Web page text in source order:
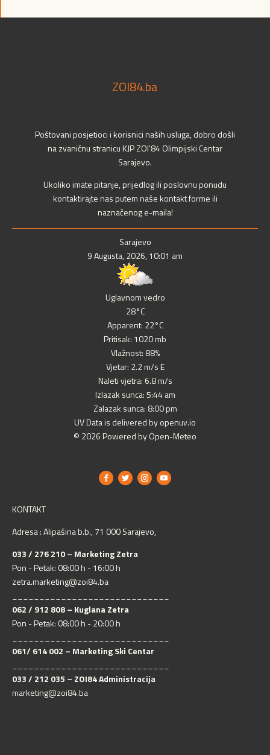
ZOI84.ba
Poštovani posjetioci i korisnici naših usluga, dobro došli
na zvaničnu stranicu KJP ZOI'84 Olimpijski Centar
Sarajevo.
Ukoliko imate pitanje, prijedlog ili poslovnu ponudu
kontaktirajte nas putem naše kontakt forme ili
naznačenog e-maila!
Sarajevo
9 Augusta, 2026, 10:01 am
Uglavnom vedro
28°C
Apparent: 22°C
Pritisak: 1020 mb
Vlažnost: 88%
Vjetar: 2.2 m/s E
Naleti vjetra: 6.8 m/s
Izlazak sunca: 5:44 am
Zalazak sunca: 8:00 pm
UV Data is delivered by openuv.io
© 2026 Powered by Open-Meteo
KONTAKT
Adresa : Alipašina b.b., 71 000 Sarajevo,
033 / 276 210 – Marketing Zetra
Pon - Petak: 08:00 h - 16:00 h
zetra.marketing@zoi84.ba
062 / 912 808 – Kuglana Zetra
Pon - Petak: 08:00 h - 20:00 h
061/ 614 002 – Marketing Ski Centar
033 / 212 035 – ZOI84 Administracija
marketing@zoi84.ba